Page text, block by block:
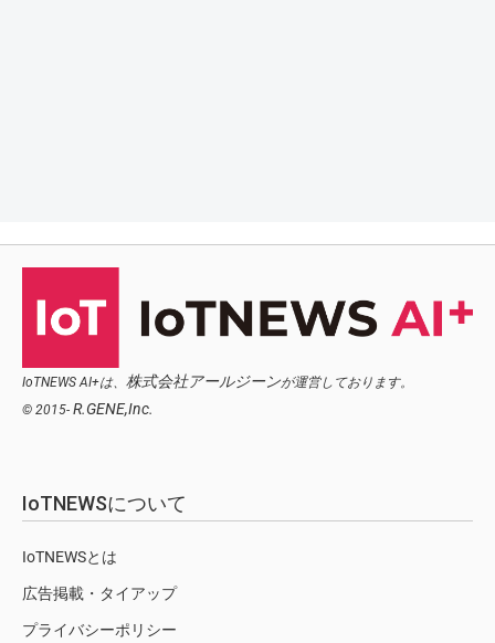
IoTNEWS AI+は、 株式会社アールジーンが運営しております。
© 2015- R.GENE,Inc.
IoTNEWSについて
IoTNEWSとは
広告掲載・タイアップ
プライバシーポリシー